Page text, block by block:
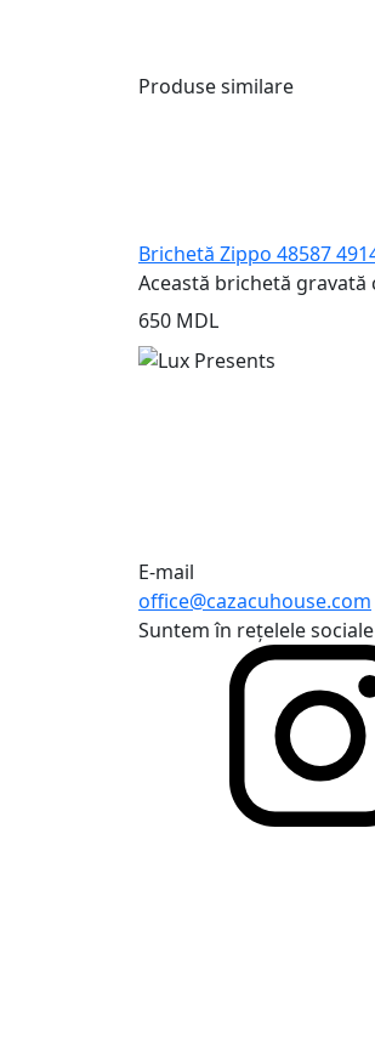
Produse similare
Brichetă Zippo 48587
Această brichetă gravată
650 MDL
E-mail
office@cazacuhouse.com
Suntem în rețelele sociale